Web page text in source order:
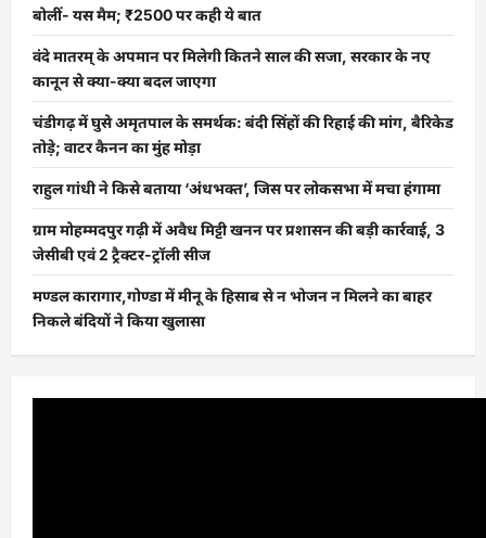
बोलीं- यस मैम; ₹2500 पर कही ये बात
वंदे मातरम् के अपमान पर मिलेगी कितने साल की सजा, सरकार के नए
कानून से क्या-क्या बदल जाएगा
चंडीगढ़ में घुसे अमृतपाल के समर्थक: बंदी सिंहों की रिहाई की मांग, बैरिकेड
तोड़े; वाटर कैनन का मुंह मोड़ा
राहुल गांधी ने किसे बताया ‘अंधभक्त’, जिस पर लोकसभा में मचा हंगामा
ग्राम मोहम्मदपुर गढ़ी में अवैध मिट्टी खनन पर प्रशासन की बड़ी कार्रवाई, 3
जेसीबी एवं 2 ट्रैक्टर-ट्रॉली सीज
मण्डल कारागार,गोण्डा में मीनू के हिसाब से न भोजन न मिलने का बाहर
निकले बंदियों ने किया खुलासा